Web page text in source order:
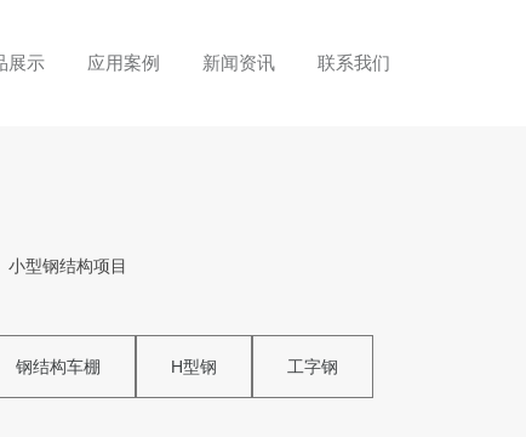
展示 应用案例 新闻资讯 联系我们
型钢结构项目
钢结构车棚 H型钢 工字钢